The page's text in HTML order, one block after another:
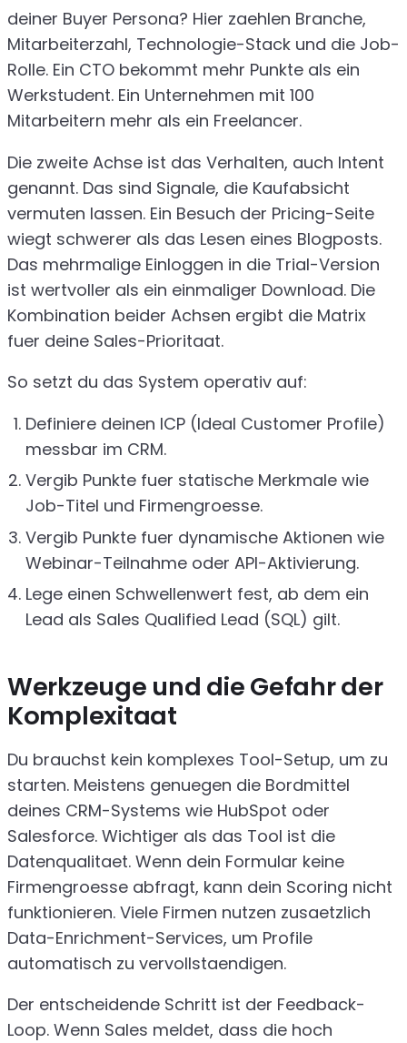
deiner Buyer Persona? Hier zaehlen Branche,
Mitarbeiterzahl, Technologie-Stack und die Job-
Rolle. Ein CTO bekommt mehr Punkte als ein
Werkstudent. Ein Unternehmen mit 100
Mitarbeitern mehr als ein Freelancer.
Die zweite Achse ist das Verhalten, auch Intent
genannt. Das sind Signale, die Kaufabsicht
vermuten lassen. Ein Besuch der Pricing-Seite
wiegt schwerer als das Lesen eines Blogposts.
Das mehrmalige Einloggen in die Trial-Version
ist wertvoller als ein einmaliger Download. Die
Kombination beider Achsen ergibt die Matrix
fuer deine Sales-Prioritaat.
So setzt du das System operativ auf:
Definiere deinen ICP (Ideal Customer Profile)
messbar im CRM.
Vergib Punkte fuer statische Merkmale wie
Job-Titel und Firmengroesse.
Vergib Punkte fuer dynamische Aktionen wie
Webinar-Teilnahme oder API-Aktivierung.
Lege einen Schwellenwert fest, ab dem ein
Lead als Sales Qualified Lead (SQL) gilt.
Werkzeuge und die Gefahr der
Komplexitaat
Du brauchst kein komplexes Tool-Setup, um zu
starten. Meistens genuegen die Bordmittel
deines CRM-Systems wie HubSpot oder
Salesforce. Wichtiger als das Tool ist die
Datenqualitaet. Wenn dein Formular keine
Firmengroesse abfragt, kann dein Scoring nicht
funktionieren. Viele Firmen nutzen zusaetzlich
Data-Enrichment-Services, um Profile
automatisch zu vervollstaendigen.
Der entscheidende Schritt ist der Feedback-
Loop. Wenn Sales meldet, dass die hoch